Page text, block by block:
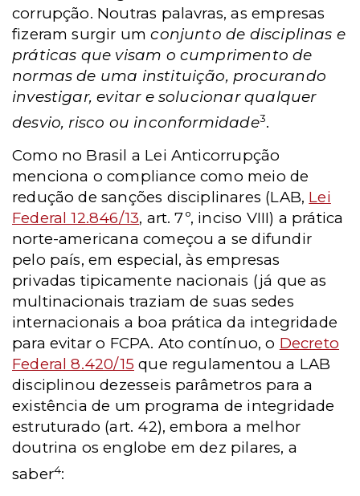
corrupção. Noutras palavras, as empresas
fizeram surgir umconjunto de disciplinas e
práticas que visam o cumprimento de
normas de uma instituição, procurando
investigar, evitar e solucionar qualquer
desvio, risco ou inconformidade3.
Como no Brasil a Lei Anticorrupção
menciona o compliance como meio de
redução de sanções disciplinares (LAB, Lei
Federal 12.846/13, art. 7º, inciso VIII) a prática
norte-americana começou a se difundir
pelo país, em especial, às empresas
privadas tipicamente nacionais (já que as
multinacionais traziam de suas sedes
internacionais a boa prática da integridade
para evitar o FCPA. Ato contínuo, o Decreto
Federal 8.420/15 que regulamentou a LAB
disciplinou dezesseis parâmetros para a
existência de um programa de integridade
estruturado (art. 42), embora a melhor
doutrina os englobe em dez pilares, a
saber4: